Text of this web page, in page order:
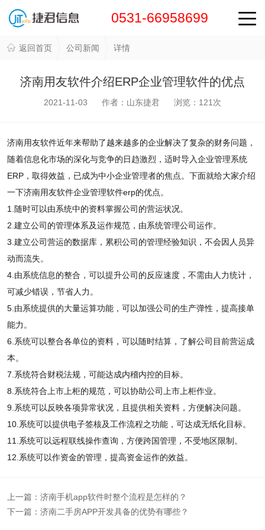
0531-66958699
返回首页 公司新闻 详情
济南用友软件介绍ERP企业管理软件的优点
2021-11-03 作者：山东捷君 浏览： 121 次
济南用友软件近年来帮助了越来越多的企业解决了复杂的财务问题，
随着信息化市场的深化与竞争的日趋激烈，适时导入企业管理系统
ERP，取得效益，已成为中小企业管理者的焦点。下面就给大家介绍
一下济南用友软件企业管理软件erp的优点。
1.随时可以由系统中的资料掌握公司的营运状况。
2.建立公司的管理体系及运作规范，由系统管理公司运作。
3.建立公司营运的数据库，累积公司的管理经验知识，不会因人员异
动而流失。
4.由系统信息的整合，可以提升公司的反应速度，不需由人力统计，
可减少错误，节省人力。
5.由系统提供的大量运算功能，可以加强公司的生产弹性，提高接单
能力。
6.系统可以整合各单位的资料，可以随时结算，了解公司目前营运成
本。
7.系统符合财税法规，可能达成内稽内控的目标。
8.系统符合上市上柜的规范，可以协助公司上市上柜作业。
9.系统可以反映各项异常状况，且提供相关资料，方便解决问题。
10.系统可以提供电子签核及工作流程之功能，可达成无纸化目标。
11.系统可以远程联线操作查询，方便跨国管理，不受地区限制。
12.系统可以作资金的管理，提高资金运作的效益。
上一篇： 济南手机app软件时整个流程是怎样的？
下一篇： 济南二手房APP开发具备的优势有哪些？